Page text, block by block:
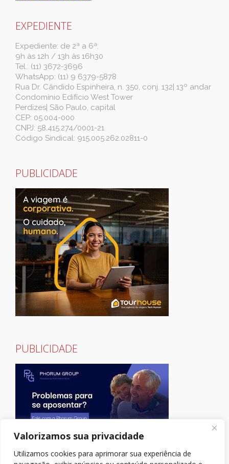
Valorizamos sua privacidade
Utilizamos cookies para aprimorar sua experiência de
EXPEDIENTE
Expediente: de 2ª a 6ª:
9h às 12h / 13h às 16h30
Tel.: (11) 3672-3696
WhatsApp: (11) 9 6379-5878
Rua Dr. Cândido Espinheira, n. 350, conj. 132| 13º andar
Condomínio Edifício West Tower
Perdizes| São Paulo, capital
CEP: 05.004-000
CNPJ: 58.415.274/0001-21
Código Sindical: 915.005.262.02811-0
PUBLICIDADE
PUBLICIDADE